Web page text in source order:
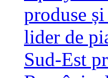
produse
lider de
Sud-Est